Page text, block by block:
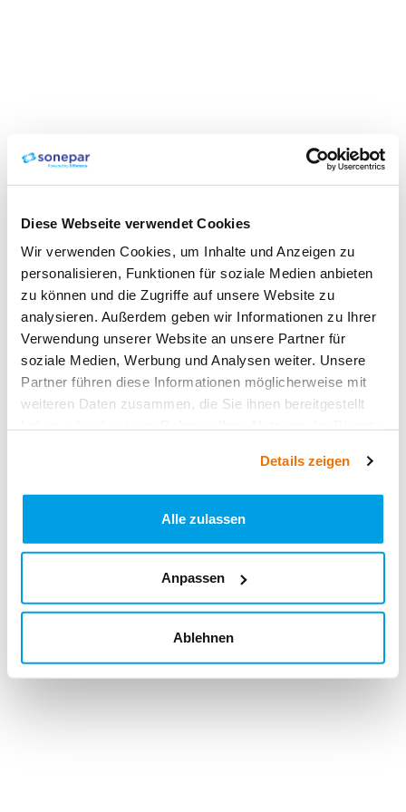
Diese Webseite verwendet Cookies
Wir verwenden Cookies, um Inhalte und Anzeigen zu
personalisieren, Funktionen für soziale Medien anbieten
zu können und die Zugriffe auf unsere Website zu
analysieren. Außerdem geben wir Informationen zu Ihrer
Verwendung unserer Website an unsere Partner für
soziale Medien, Werbung und Analysen weiter. Unsere
Partner führen diese Informationen möglicherweise mit
weiteren Daten zusammen, die Sie ihnen bereitgestellt
Details zeigen
Alle zulassen
Anpassen
Ablehnen